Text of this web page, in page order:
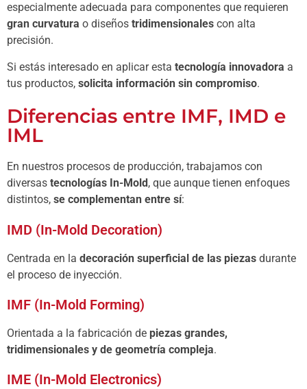
especialmente adecuada para componentes que requieren
gran curvatura o diseños tridimensionales con alta
precisión.
Si estás interesado en aplicar esta tecnología innovadora a
tus productos, solicita información sin compromiso.
Diferencias entre IMF, IMD e
IML
En nuestros procesos de producción, trabajamos con
diversas tecnologías In-Mold , que aunque tienen enfoques
distintos, se complementan entre sí:
IMD (In-Mold Decoration)
Centrada en la decoración superficial de las piezas durante
el proceso de inyección.
IMF (In-Mold Forming)
Orientada a la fabricación de piezas grandes,
tridimensionales y de geometría compleja.
IME (In-Mold Electronics)